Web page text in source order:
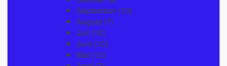
September (10)
August (7)
Juli (10)
Juni (13)
Mai (13)